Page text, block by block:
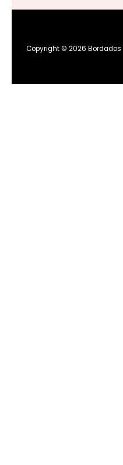
Copyright © 2026 Bordados